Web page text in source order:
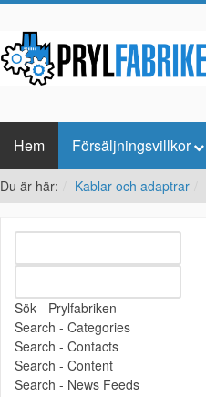
Hem Försäljningsvillkor
Du är här: Kablar och adaptrar
Sök - Prylfabriken
Search - Categories
Search - Contacts
Search - Content
Search - News Feeds